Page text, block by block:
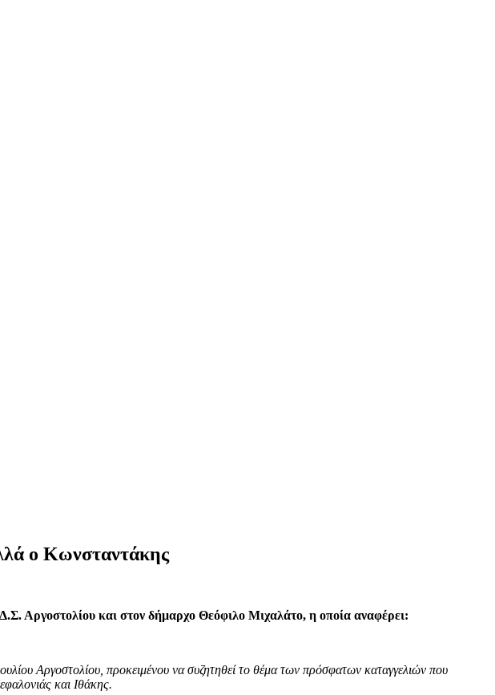
ο Κωνσταντάκης
Αργοστολίου και στον δήμαρχο Θεόφιλο Μιχαλάτο, η οποία αναφέρει:
Αργοστολίου, προκειμένου να συζητηθεί το θέμα των πρόσφατων καταγγελιών που
και Ιθάκης.